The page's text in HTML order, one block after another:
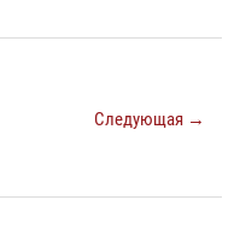
Следующая →